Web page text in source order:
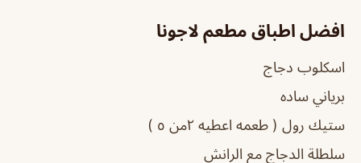
افضل اطباق مطعم لاجونا
اسكلوب دجاج
برياني ساده
ستيك رول ( طعمه اعطيه ٢من ٥ )
سلطلة الدجاج مع الرانش